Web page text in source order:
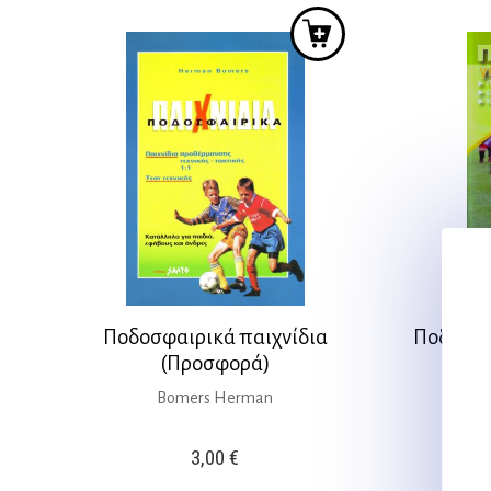
9,10 €.
Ποδοσφαιρικά παιχνίδια
(Προσφορά)
Bomers Herman
3,00€